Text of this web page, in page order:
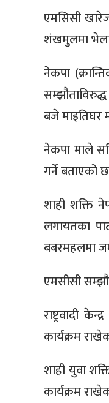
एमसिसी
शंखमुलमा भेला
नेकपा
बजे माइतिघर
नेकपा माले
गर्ने बताएको
शाही शक्ति
लगायतका
बबरमहलमा
एमसीसी
राष्ट्रवादी
कार्यक्रम
शाही युवा
कार्यक्रम